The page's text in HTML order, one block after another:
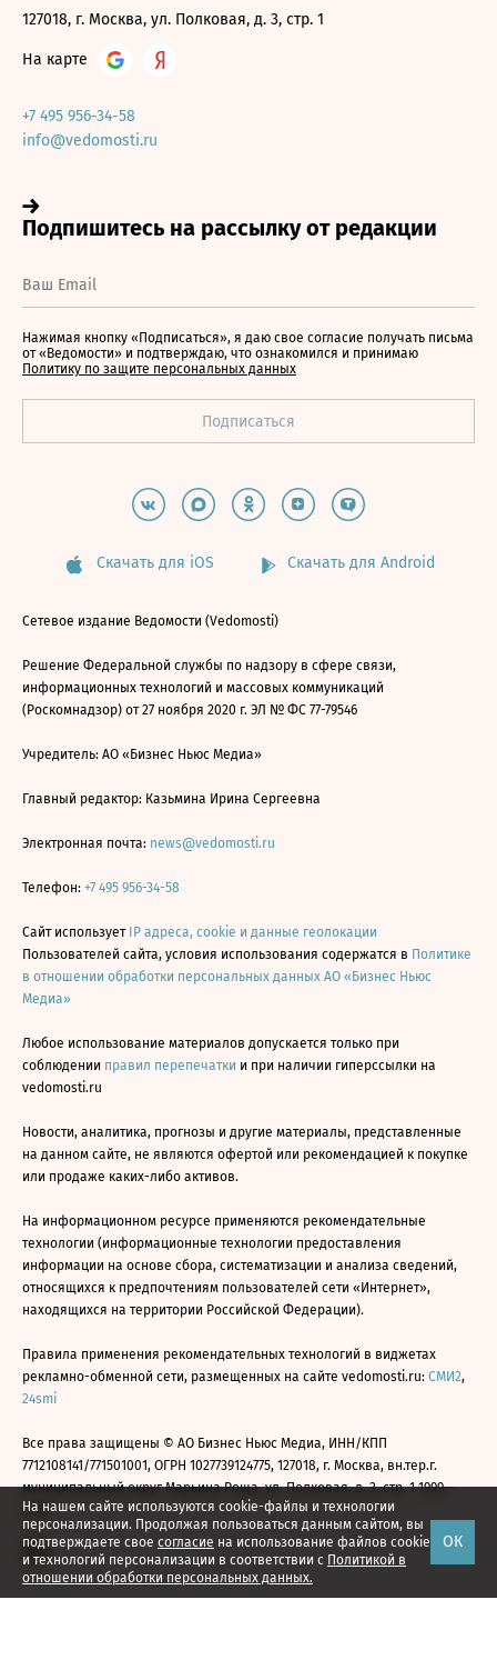
На нашем сайте используются cookie-файлы и технологии
персонализации. Продолжая пользоваться данным сайтом, вы
подтверждаете свое согласие на использование файлов cookie
и технологий персонализации в соответствии с Политикой в
отношении обработки персональных данных.
ОК
127018, г. Москва, ул. Полковая, д. 3, стр. 1
На карте
+7 495 956-34-58
info@vedomosti.ru
Нажимая кнопку «Подписаться», я даю свое согласие получать письма
от «Ведомости» и подтверждаю, что ознакомился и принимаю
Политику по защите персональных данных
Скачать для iOS Скачать для Android
Сетевое издание Ведомости (Vedomosti)
Решение Федеральной службы по надзору в сфере связи,
информационных технологий и массовых коммуникаций
(Роскомнадзор) от 27 ноября 2020 г. ЭЛ № ФС 77-79546
Учредитель: АО «Бизнес Ньюс Медиа»
Главный редактор: Казьмина Ирина Сергеевна
Электронная почта: news@vedomosti.ru
Телефон: +7 495 956-34-58
Сайт использует IP адреса, cookie и данные геолокации
Пользователей сайта, условия использования содержатся в Политике
в отношении обработки персональных данных АО «Бизнес Ньюс
Медиа»
Любое использование материалов допускается только при
соблюдении правил перепечатки и при наличии гиперссылки на
vedomosti.ru
Новости, аналитика, прогнозы и другие материалы, представленные
на данном сайте, не являются офертой или рекомендацией к покупке
или продаже каких-либо активов.
На информационном ресурсе применяются рекомендательные
технологии (информационные технологии предоставления
информации на основе сбора, систематизации и анализа сведений,
относящихся к предпочтениям пользователей сети «Интернет»,
находящихся на территории Российской Федерации).
Правила применения рекомендательных технологий в виджетах
рекламно-обменной сети, размещенных на сайте vedomosti.ru: СМИ2,
24smi
Все права защищены © АО Бизнес Ньюс Медиа, ИНН/КПП
7712108141/771501001, ОГРН 1027739124775, 127018, г. Москва, вн.тер.г.
муниципальный округ Марьина Роща, ул. Полковая, д. 3, стр. 1 1999—
2026